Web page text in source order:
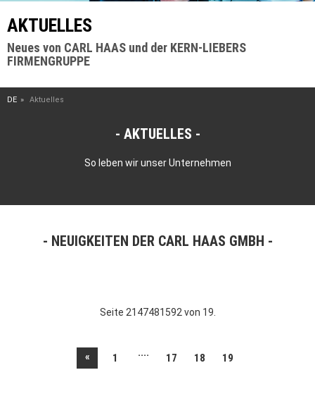
AKTUELLES
Neues von CARL HAAS und der KERN-LIEBERS
FIRMENGRUPPE
DE Aktuelles
AKTUELLES
So leben wir unser Unternehmen
NEUIGKEITEN DER CARL HAAS GMBH
Seite 2147481592 von 19.
« 1 .... 17 18 19